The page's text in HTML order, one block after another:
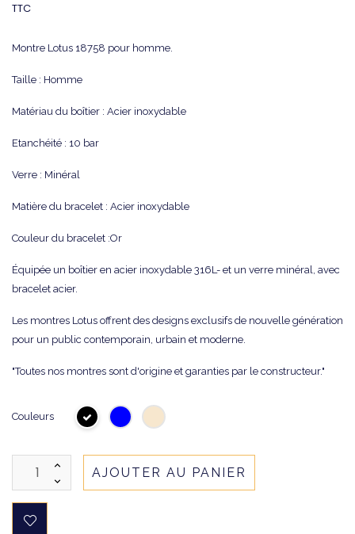
TTC
Montre Lotus 18758 pour homme.
Taille : Homme
Matériau du boîtier : Acier inoxydable
Etanchéité : 10 bar
Verre : Minéral
Matière du bracelet : Acier inoxydable
Couleur du bracelet :Or
Équipée un boîtier en acier inoxydable 316L- et un verre minéral, avec
bracelet acier.
Les montres Lotus offrent des designs exclusifs de nouvelle génération
pour un public contemporain, urbain et moderne.
"Toutes nos montres sont d'origine et garanties par le constructeur."
Couleurs
AJOUTER AU PANIER